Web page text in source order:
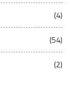
(4)
(54)
(2)